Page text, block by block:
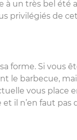
à un très bel été
privilégiés de
forme. Si vous
le barbecue,
vous place
il n’en faut pas